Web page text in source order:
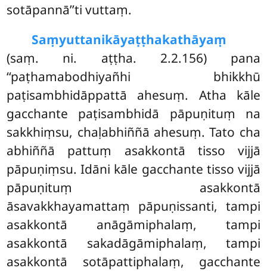
sotāpannā’’ti vuttaṃ.
Saṃyuttanikāyaṭṭhakathāyaṃ
(saṃ. ni. aṭṭha. 2.2.156) pana
‘‘paṭhamabodhiyañhi bhikkhū
paṭisambhidāppattā ahesuṃ. Atha kāle
gacchante paṭisambhidā pāpuṇituṃ na
sakkhiṃsu, chaḷabhiññā ahesuṃ. Tato cha
abhiññā pattuṃ asakkontā tisso vijjā
pāpuṇiṃsu. Idāni kāle gacchante tisso vijjā
pāpuṇituṃ asakkontā
āsavakkhayamattaṃ pāpuṇissanti, tampi
asakkontā anāgāmiphalaṃ, tampi
asakkontā sakadāgāmiphalaṃ, tampi
asakkontā sotāpattiphalaṃ, gacchante